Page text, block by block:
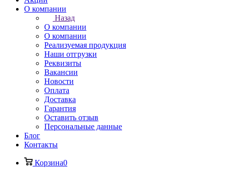
О компании
Назад
О компании
О компании
Реализуемая продукция
Наши отгрузки
Реквизиты
Вакансии
Новости
Оплата
Доставка
Гарантия
Оставить отзыв
Персональные данные
Блог
Контакты
Корзина0